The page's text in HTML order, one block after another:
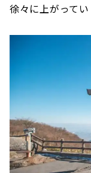
徐々に上がってい